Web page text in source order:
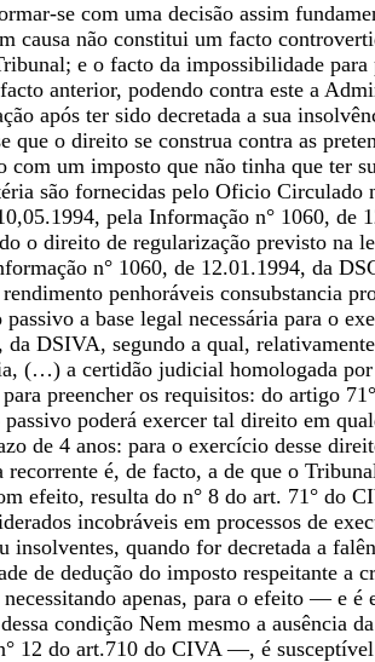
se com uma decisão assim
causa não constitui um facto
e o facto da impossibilidade
anterior, podendo contra este a
após ter sido decretada a sua
que o direito se construa contra as
com um imposto que não tinha que ter
são fornecidas pelo Oficio
pela Informação n° 1060, de
o direito de regularização previsto na
n° 1060, de 12.01.1994, da
penhoráveis consubstancia
a base legal necessária para o
DSIVA, segundo a qual,
(…) a certidão judicial homologada
preencher os requisitos: do artigo
poderá exercer tal direito em
de 4 anos: para o exercício desse
é, de facto, a de que o
efeito, resulta do n° 8 do art. 71° do
incobráveis em processos de
insolventes, quando for decretada a
de dedução do imposto respeitante a
apenas, para o efeito — e
condição Nem mesmo a ausência
12 do art.710 do CIVA —, é